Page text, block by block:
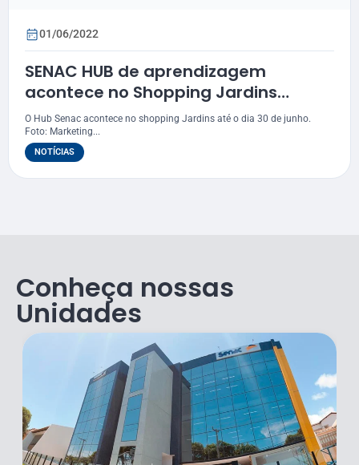
01/06/2022
SENAC HUB de aprendizagem
acontece no Shopping Jardins
também durante todo o mês de
junho
O Hub Senac acontece no shopping Jardins até o dia 30 de junho.
Foto: Marketing...
NOTÍCIAS
Conheça nossas
Unidades